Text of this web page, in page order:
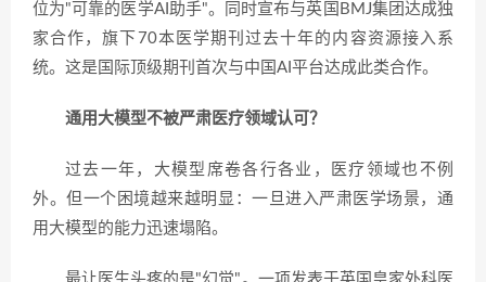
位为"可靠的医学AI助手"。同时宣布与英国BMJ集团达成独
家合作，旗下70本医学期刊过去十年的内容资源接入系
统。这是国际顶级期刊首次与中国AI平台达成此类合作。
通用大模型不被严肃医疗领域认可？
过去一年，大模型席卷各行各业，医疗领域也不例
外。但一个困境越来越明显：一旦进入严肃医学场景，通
用大模型的能力迅速塌陷。